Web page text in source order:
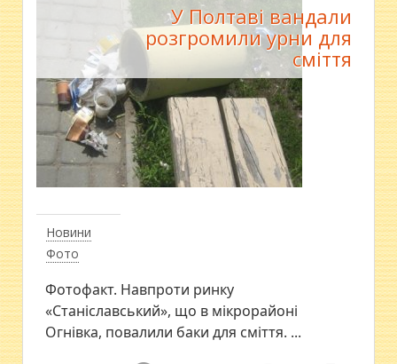
Новини
Фото
У Полтаві вандали
розгромили урни для
сміття
Фотофакт. Навпроти ринку
«Станіславський», що в мікрорайоні
Огнівка, повалили баки для сміття. ...